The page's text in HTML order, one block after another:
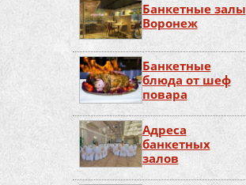
Банкетные залы
Воронеж
Банкетные
блюда от шеф
повара
Адреса
банкетных
залов